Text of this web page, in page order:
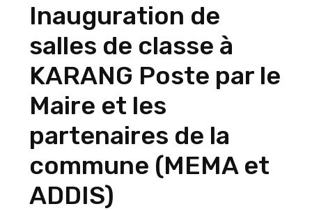
Inauguration de
salles de classe à
KARANG Poste par le
Maire et les
partenaires de la
commune (MEMA et
ADDIS)